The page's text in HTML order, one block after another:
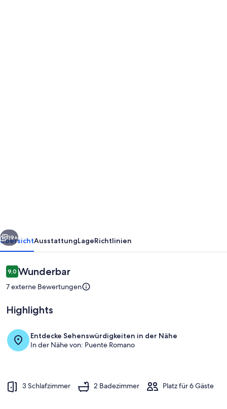
und
Balkon
Außenbereich
Weiter
19+
ÜbersichtAusstattungLageRichtlinien
Bewertungen
9,09,0 von 10.
Wunderbar
7 externe Bewertungen
Highlights
Entdecke Sehenswürdigkeiten in der Nähe
In der Nähe von: Puente Romano
3 Schlafzimmer 2 Badezimmer Platz für 6 Gäste